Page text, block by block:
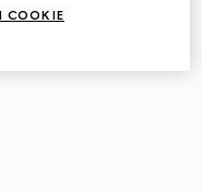
COOKIE